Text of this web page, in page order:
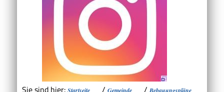
Sie sind hier: Startseite / Gemeinde / Bebauungspläne